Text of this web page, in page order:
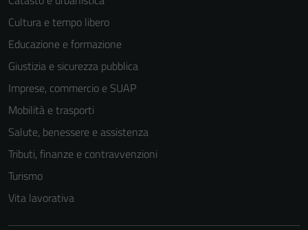
Cultura e tempo libero
Educazione e formazione
Giustizia e sicurezza pubblica
Imprese, commercio e SUAP
Mobilità e trasporti
Salute, benessere e assistenza
Tributi, finanze e contravvenzioni
Turismo
Vita lavorativa